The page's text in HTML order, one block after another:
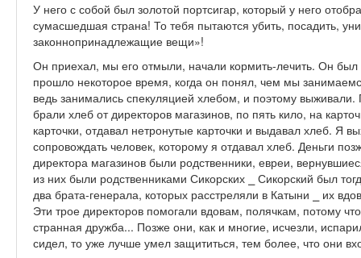
У него с собой был золотой портсигар, который у него
сумасшедшая страна! То тебя пытаются убить, посадить,
законнопринадлежащие вещи»!
Он приехал, мы его отмыли, начали кормить-лечить. Он
прошло некоторое время, когда он понял, чем мы
ведь занимались спекуляцией хлебом, и поэтому
брали хлеб от директоров магазинов, по пять кило, на
карточки, отдавал нетронутые карточки и выдавал хлеб. Я
сопровождать человек, которому я отдавал хлеб. Деньги
директора магазинов были родственники, евреи,
из них были родственниками Сикорских ⎯ Сикорский был
два брата-генерала, которых расстреляли в Катыни ⎯ их
Эти трое директоров помогали вдовам, полячкам, потому
странная дружба... Позже они, как и многие, исчезли,
сидел, то уже лучше умел защититься, тем более, что они